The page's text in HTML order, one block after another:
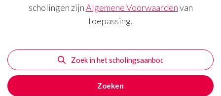
scholingen zijnAlgemene Voorwaardenvan
toepassing.